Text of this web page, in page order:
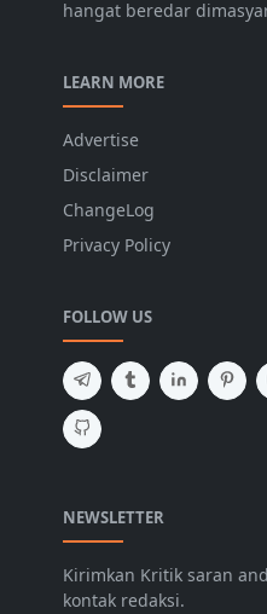
hangat beredar
LEARN MORE
Advertise
Disclaimer
ChangeLog
Privacy Policy
FOLLOW US
NEWSLETTER
Kirimkan Kritik saran
kontak redaksi.